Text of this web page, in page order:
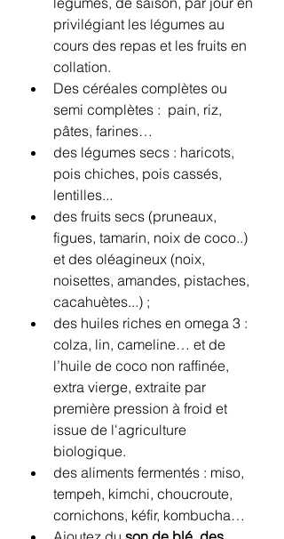
privilégiant les légumes au
cours des repas et les fruits en
collation.
Des céréales complètes ou
semi complètes :  pain, riz,
pâtes, farines…
des légumes secs : haricots,
pois chiches, pois cassés,
lentilles...
des fruits secs (pruneaux,
figues, tamarin, noix de coco..)
et des oléagineux (noix,
noisettes, amandes, pistaches,
cacahuètes...) ;
des huiles riches en omega 3 :
colza, lin, cameline… et de
l’huile de coco non raffinée,
extra vierge, extraite par
première pression à froid et
issue de l'agriculture
biologique.
des aliments fermentés : miso,
tempeh, kimchi, choucroute,
cornichons, kéfir, kombucha…